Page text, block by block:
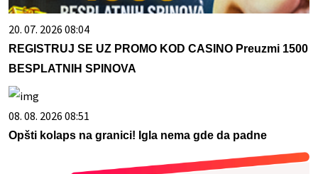
20. 07. 2026 08:04
REGISTRUJ SE UZ PROMO KOD CASINO Preuzmi 1500
BESPLATNIH SPINOVA
08. 08. 2026 08:51
Opšti kolaps na granici! Igla nema gde da padne